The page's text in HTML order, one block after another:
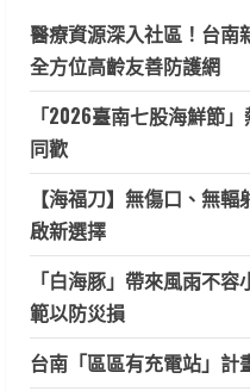
醫療資源深入社區！台南
全方位高齡友善防護網
「2026臺南七股海鮮節
同歡
【海福刀】無傷口、無
啟新選擇
「白海豚」帶來風雨不
範以防災損
台南「區區有充電站」計